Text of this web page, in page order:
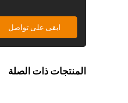
ابقى على تواصل
المنتجات ذات الصلة